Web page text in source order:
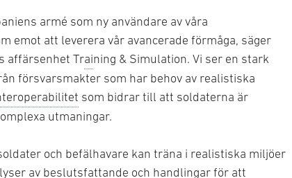
armé som ny användare av våra
emot att leverera vår avancerade förmåga, säger
affärsenhet Training & Simulation. Vi ser en stark
försvarsmakter som har behov av realistiska
som bidrar till att soldaterna är
utmaningar.
och befälhavare kan träna i realistiska miljöer
av beslutsfattande och handlingar för att